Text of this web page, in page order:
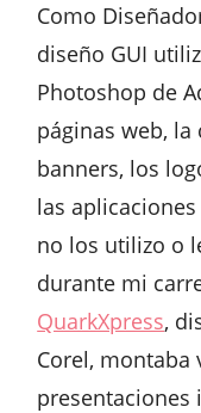
Como
diseño GUI
Photoshop de
páginas web,
banners, los
las
no los utilizo o
durante mi
QuarkXpress,
Corel, montaba
presentaciones